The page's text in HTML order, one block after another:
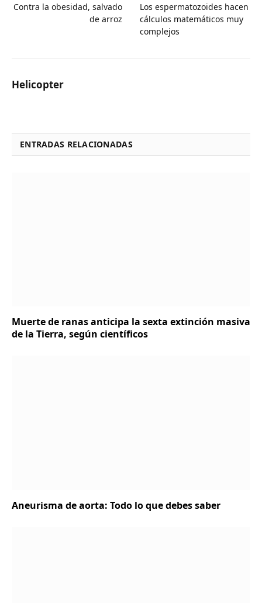
Contra la obesidad, salvado
de arroz
Los espermatozoides hacen
cálculos matemáticos muy
complejos
Helicopter
ENTRADAS RELACIONADAS
Muerte de ranas anticipa la sexta extinción masiva
de la Tierra, según científicos
Aneurisma de aorta: Todo lo que debes saber